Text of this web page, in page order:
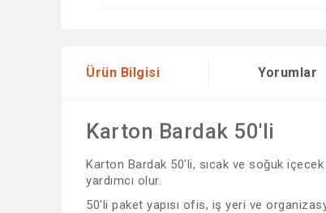
Ürün Bilgisi Yorumlar
Karton Bardak 50'li
Karton Bardak 50'li, sıcak ve soğuk
yardımcı olur.
50'li paket yapısı ofis, iş yeri ve